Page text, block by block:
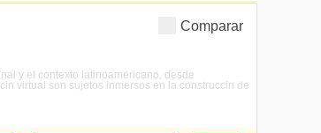
Comparar
y el contexto latinoamericano, desde
virtual son sujetos inmersos en la construccin de